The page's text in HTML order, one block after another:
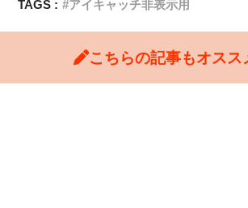
TAGS : アイキャッチ非表示用
こちらの記事もオスス